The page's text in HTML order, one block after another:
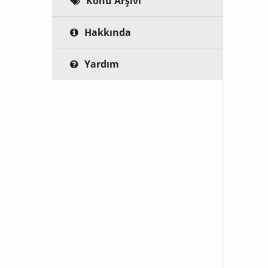
Hakkında
Yardım